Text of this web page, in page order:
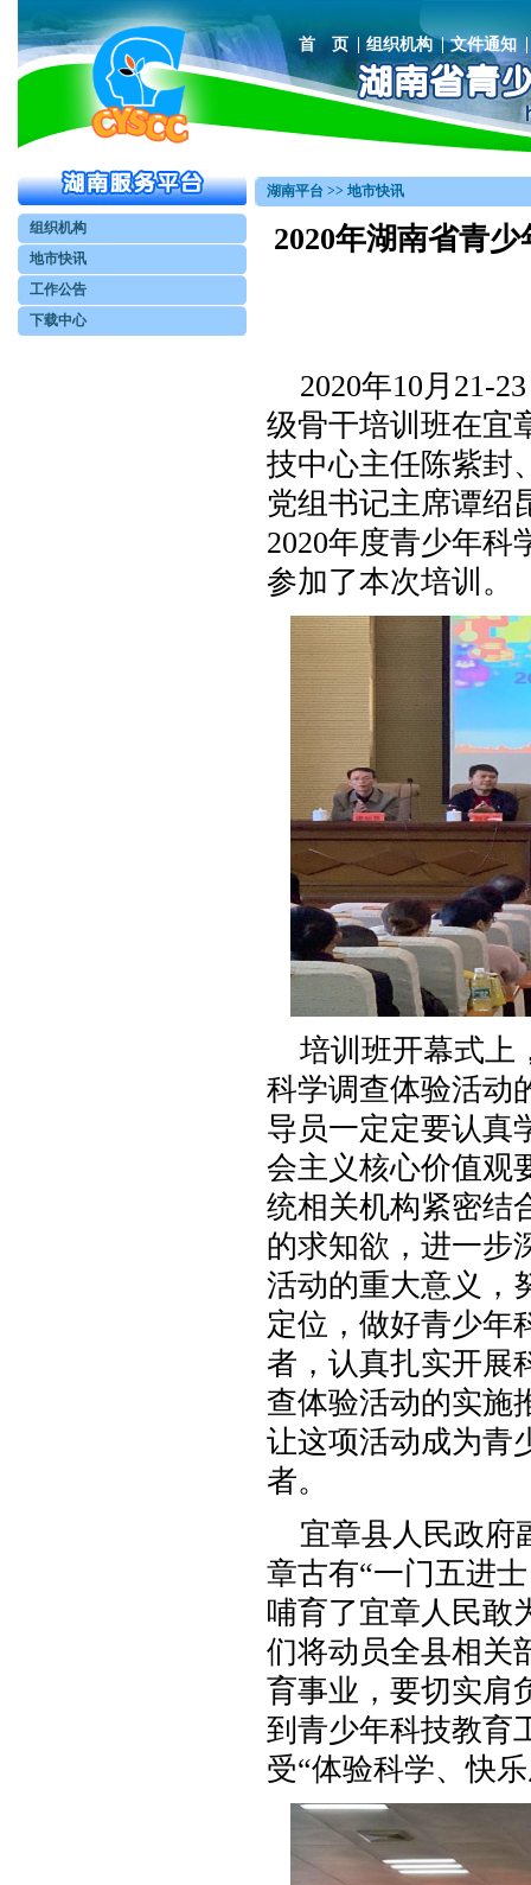
首 页 组织机构 文件通知
组织机构
地市快讯
工作公告
下载中心
湖南平台 >> 地市快讯
2020年湖南省青
2020年10月21-
级骨干培训班在宜
技中心主任陈紫封
党组书记主席谭绍
2020年度青少年科
参加了本次培训。
培训班开幕式上
科学调查体验活动
导员一定定要认真
会主义核心价值观
统相关机构紧密结
的求知欲，进一步
活动的重大意义，
定位，做好青少年
者，认真扎实开展
查体验活动的实施
让这项活动成为青
者。
宜章县人民政府
章古有“一门五进
哺育了宜章人民敢
们将动员全县相关
育事业，要切实肩
到青少年科技教育
受“体验科学、快